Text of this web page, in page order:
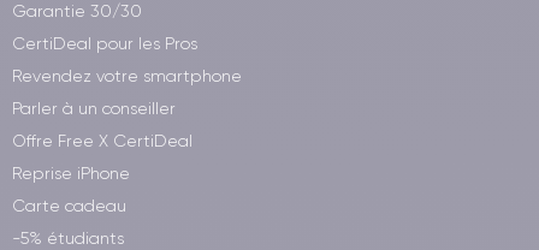
Garantie 30/30
CertiDeal pour les Pros
Revendez votre smartphone
Parler à un conseiller
Offre Free X CertiDeal
Reprise iPhone
Carte cadeau
-5% étudiants